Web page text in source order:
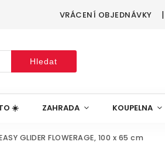
VRÁCENÍ OBJEDNÁVKY
Hledat
☀️ ZAHRADA KOUPELNA
GLIDER FLOWERAGE, 100 x 65 cm